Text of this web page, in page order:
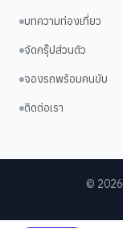
บทความท่องเที่ยว
จัดกรุ๊ปส่วนตัว
จองรถพร้อมคนขับ
ติดต่อเรา
© 2026